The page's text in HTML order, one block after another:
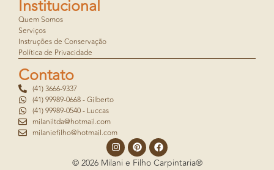
Institucional
Quem Somos
Serviços
Instruções de Conservação
Política de Privacidade
Contato
(41) 3666-9337
(41) 99989-0668 - Gilberto
(41) 99989-0540 - Luccas
milaniltda@hotmail.com
milaniefilho@hotmail.com
© 2026 Milani e Filho Carpintaria®